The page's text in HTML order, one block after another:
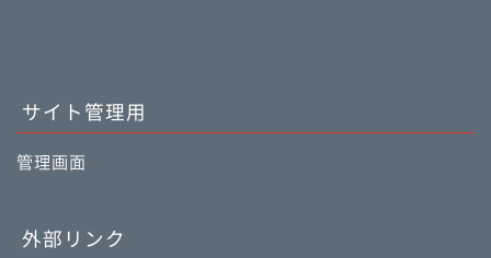
サイト管理用
管理画面
外部リンク